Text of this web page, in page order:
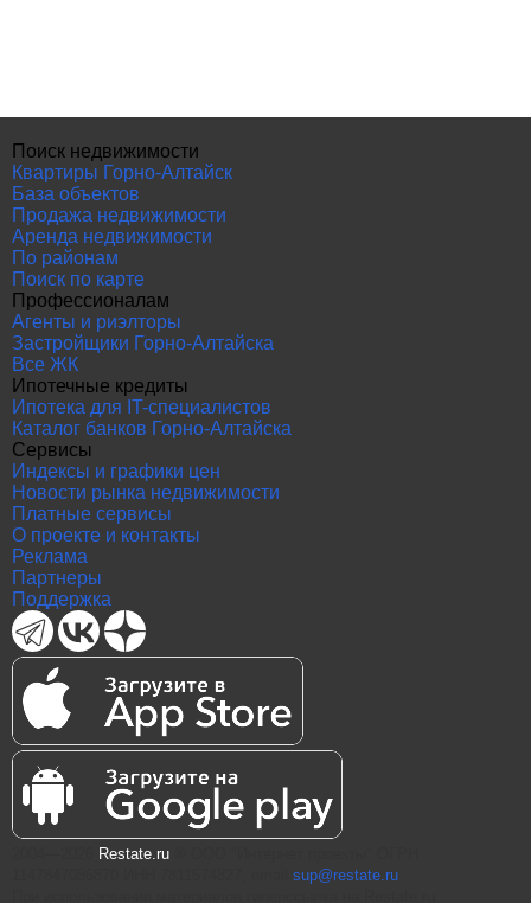
Поиск недвижимости
Квартиры Горно-Алтайск
База объектов
Продажа недвижимости
Аренда недвижимости
По районам
Поиск по карте
Профессионалам
Агенты и риэлторы
Застройщики Горно-Алтайска
Все ЖК
Ипотечные кредиты
Ипотека для IT-специалистов
Каталог банков Горно-Алтайска
Сервисы
Индексы и графики цен
Новости рынка недвижимости
Платные сервисы
О проекте и контакты
Реклама
Партнеры
Поддержка
Restate.ru
sup@restate.ru